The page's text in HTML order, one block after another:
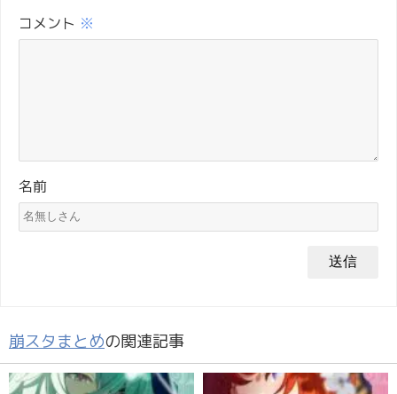
コメント ※
名前
崩スタまとめの関連記事